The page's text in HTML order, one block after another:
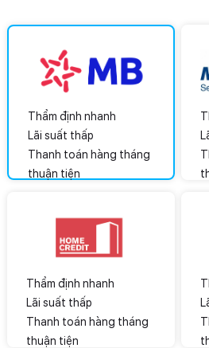
Thẩm định nhanh
Lãi suất thấp
Thanh toán hàng tháng
thuận tiện
Thẩm định nhanh
Lãi suất thấp
Thanh toán hàng tháng
thuận tiện